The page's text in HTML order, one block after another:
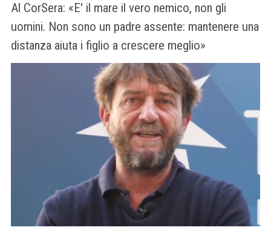
Al CorSera: «E' il mare il vero nemico, non gli
uomini. Non sono un padre assente: mantenere una
distanza aiuta i figlio a crescere meglio»